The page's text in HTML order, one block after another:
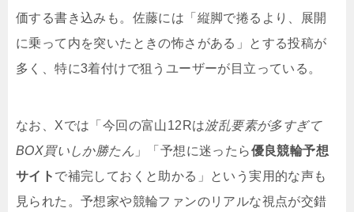
価する書き込みも。佐藤には「縦脚で捲るより、展開
に乗って内を突いたときの怖さがある」とする投稿が
多く、特に3着付けで狙うユーザーが目立っている。
なお、Xでは「今回の富山12Rは波乱要素が多すぎて
BOX買いしか勝たん 」「予想に迷ったら優良競輪予想
サイト で補完しておくと助かる」という実用的な声も
見られた。予想家や競輪ファンのリアルな視点が交錯